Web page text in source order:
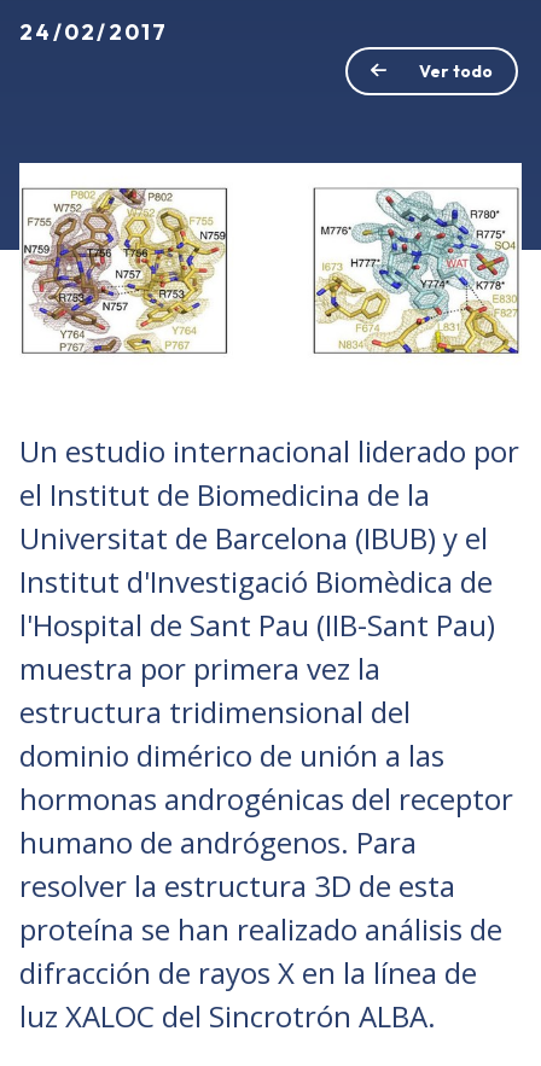
24/02/2017
Ver todo
Un estudio internacional liderado por
el Institut de Biomedicina de la
Universitat de Barcelona (IBUB) y el
Institut d'Investigació Biomèdica de
l'Hospital de Sant Pau (IIB-Sant Pau)
muestra por primera vez la
estructura tridimensional del
dominio dimérico de unión a las
hormonas androgénicas del receptor
humano de andrógenos. Para
resolver la estructura 3D de esta
proteína se han realizado análisis de
difracción de rayos X en la línea de
luz XALOC del Sincrotrón ALBA.